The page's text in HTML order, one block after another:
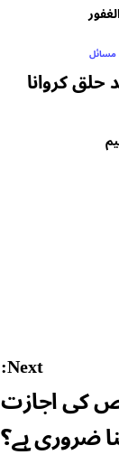
حلق کروانا
Next:
کی اجازت
ضروری ہے؟